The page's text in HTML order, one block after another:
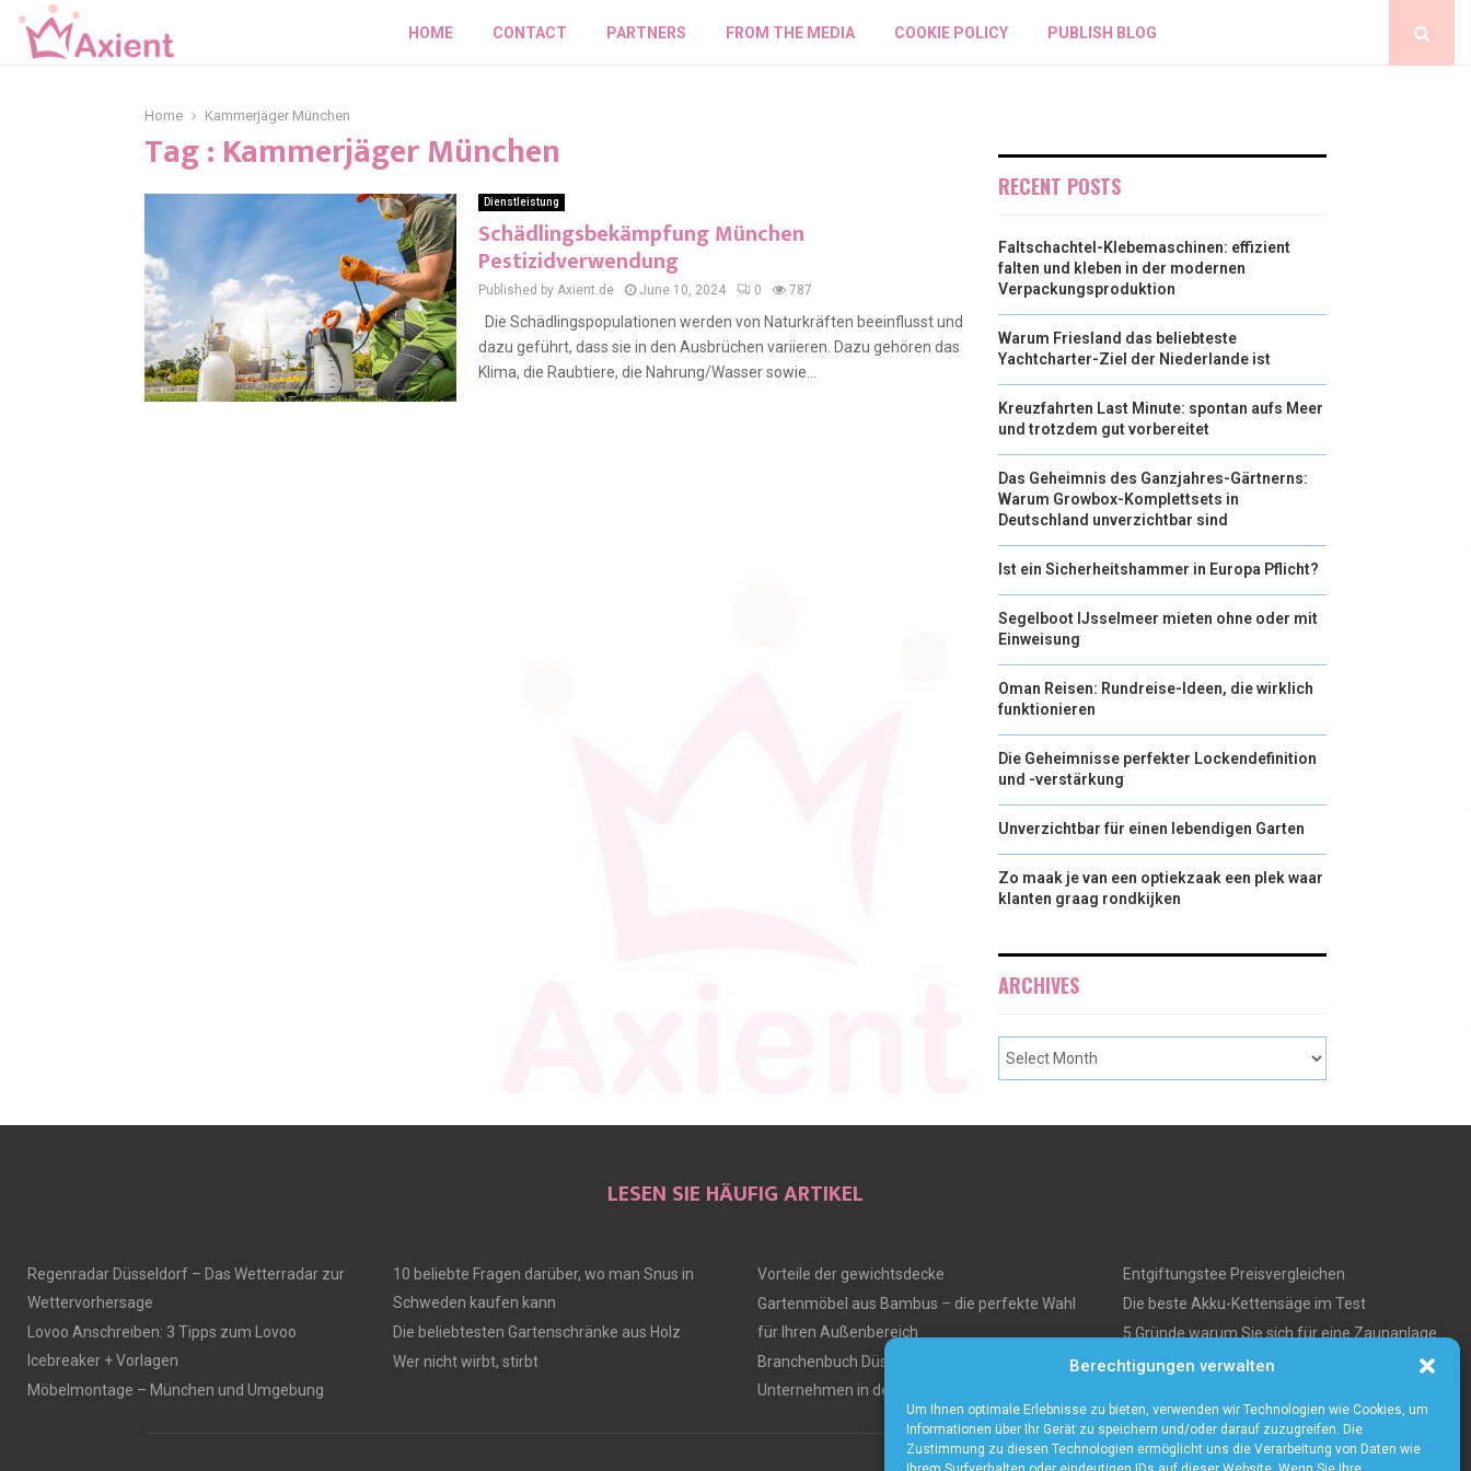
Berechtigungen verwalten
Um Ihnen optimale Erlebnisse zu bieten, verwenden wir Technologien wie Cookies, um
Informationen über Ihr Gerät zu speichern und/oder darauf zuzugreifen. Die
Zustimmung zu diesen Technologien ermöglicht uns die Verarbeitung von Daten wie
HOME CONTACT PARTNERS FROM THE MEDIA COOKIE POLICY PUBLISH BLOG
Home Kammerjäger München
Tag : Kammerjäger München
Dienstleistung
Schädlingsbekämpfung München
Pestizidverwendung
Published by Axient.de June 10, 2024 0 787
Die Schädlingspopulationen werden von Naturkräften beeinflusst und
dazu geführt, dass sie in den Ausbrüchen variieren. Dazu gehören das
Klima, die Raubtiere, die Nahrung/Wasser sowie...
RECENT POSTS
Faltschachtel-Klebemaschinen: effizient
falten und kleben in der modernen
Verpackungsproduktion
Warum Friesland das beliebteste
Yachtcharter-Ziel der Niederlande ist
Kreuzfahrten Last Minute: spontan aufs Meer
und trotzdem gut vorbereitet
Das Geheimnis des Ganzjahres-Gärtnerns:
Warum Growbox-Komplettsets in
Deutschland unverzichtbar sind
Ist ein Sicherheitshammer in Europa Pflicht?
Segelboot IJsselmeer mieten ohne oder mit
Einweisung
Oman Reisen: Rundreise-Ideen, die wirklich
funktionieren
Die Geheimnisse perfekter Lockendefinition
und -verstärkung
Unverzichtbar für einen lebendigen Garten
Zo maak je van een optiekzaak een plek waar
klanten graag rondkijken
ARCHIVES
LESEN SIE HÄUFIG ARTIKEL
Regenradar Düsseldorf – Das Wetterradar zur
Wettervorhersage
Lovoo Anschreiben: 3 Tipps zum Lovoo
Icebreaker + Vorlagen
Möbelmontage – München und Umgebung
10 beliebte Fragen darüber, wo man Snus in
Schweden kaufen kann
Die beliebtesten Gartenschränke aus Holz
Wer nicht wirbt, stirbt
Vorteile der gewichtsdecke
Gartenmöbel aus Bambus – die perfekte Wahl
für Ihren Außenbereich
Branchenbuch Düsseldorf – Alles über
Unternehmen in der Region
Entgiftungstee Preisvergleichen
Die beste Akku-Kettensäge im Test
5 Gründe warum Sie sich für eine Zaunanlage
entscheiden sollten